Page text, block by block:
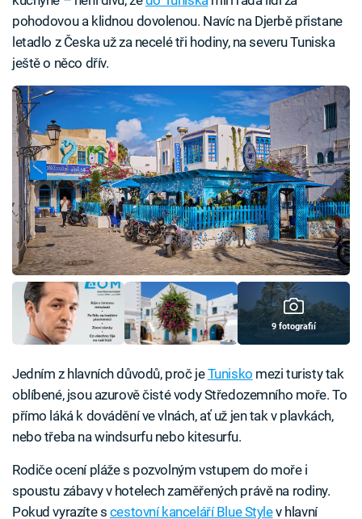
pohodovou a klidnou dovolenou. Navíc na Djerbě přistane
letadlo z Česka už za necelé tři hodiny, na severu Tuniska
ještě o něco dřív.
9 fotografií
Jedním z hlavních důvodů, proč jeTunisko mezi turisty tak
oblíbené, jsou azurově čisté vody Středozemního moře. To
přímo láká k dovádění ve vlnách, ať už jen tak v plavkách,
nebo třeba na windsurfu nebo kitesurfu.
Rodiče ocení pláže s pozvolným vstupem do moře i
spoustu zábavy v hotelech zaměřených právě na rodiny.
Pokud vyrazíte s cestovní kanceláří Blue Stylev hlavní